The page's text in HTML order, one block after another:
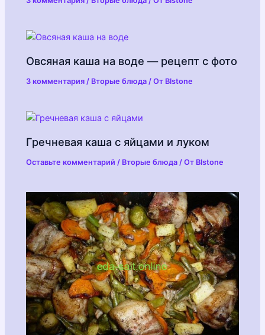
Овсяная каша на воде — рецепт с фото
3 комментария / Вторые блюда / От Blstone
Гречневая каша с яйцами и луком
Оставьте комментарий / Вторые блюда / От Blstone